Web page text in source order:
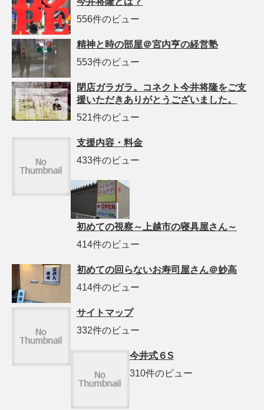
556件のビュー
精神と時の部屋＠宮内亨の経営塾
553件のビュー
閉店ガラガラ。コネクト今井将隆をご支
援いただきありがとうございました。
521件のビュー
支援内容・料金
433件のビュー
初めての視察～上越市の寝具屋さん～
414件のビュー
初めての回らないお寿司屋さん＠妙高
414件のビュー
サイトマップ
332件のビュー
今井式６S
310件のビュー